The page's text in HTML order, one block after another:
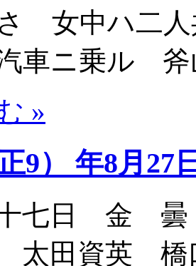
女中ハ二人
車ニ乗ル 斧
»
9） 年8月27
七日 金 曇
田資英 橋